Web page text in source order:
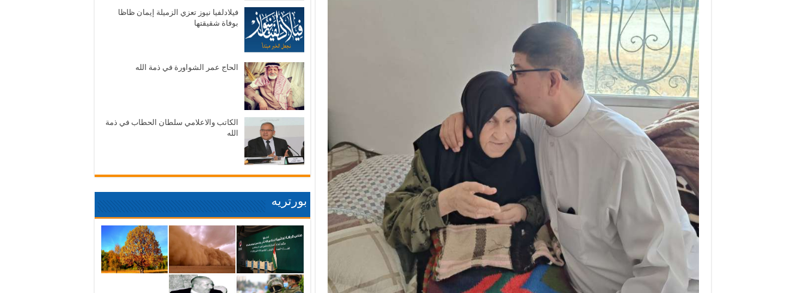
فيلادلفيا نيوز تعزي الزميلة إيمان ظاظا
بوفاة شقيقتها
الحاج عمر الشواورة في ذمة الله
الكاتب والاعلامي سلطان الحطاب في ذمة
الله
بورتريه